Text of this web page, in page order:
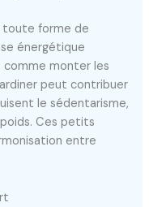
toute forme de
énergétique
comme monter les
peut contribuer
le sédentarisme,
Ces petits
entre